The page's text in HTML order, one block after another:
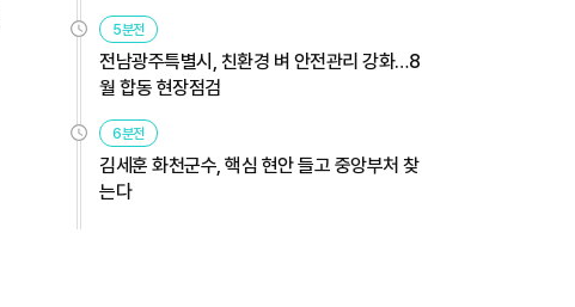
5분전
전남광주특별시, 친환경 벼 안전관리 강화…8
월 합동 현장점검
6분전
김세훈 화천군수, 핵심 현안 들고 중앙부처 찾
는다